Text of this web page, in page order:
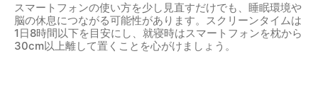
スマートフォンの使い方を少し見直すだけでも、睡眠環境や
脳の休息につながる可能性があります。スクリーンタイムは
1日8時間以下を目安にし、就寝時はスマートフォンを枕から
30cm以上離して置くことを心がけましょう。